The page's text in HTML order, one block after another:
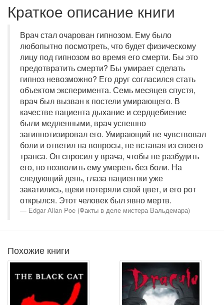
Краткое описание книги
Врач стал очарован гипнозом. Ему было
любопытно посмотреть, что будет физическому
лицу под гипнозом во время его смерти. Бы это
предотвратить смерти? Бы умирает сделать
гипноз невозможно? Его друг согласился стать
объектом эксперимента. Семь месяцев спустя,
врач был вызван к постели умирающего. В
качестве пациента дыхание и сердцебиение
были медленными, врач успешно
загипнотизировал его. Умирающий не чувствовал
боли и ответил на вопросы, не вставая из своего
транса. Он спросил у врача, чтобы не разбудить
его, но позволить ему умереть без боли. На
следующий день, глаза пациентки уже
закатились, щеки потеряли свой цвет, и его рот
открылся. Этот человек был явно мертв.
Edgar Allan Poe (Факты в деле мистера Вальдемара)
Похожие книги